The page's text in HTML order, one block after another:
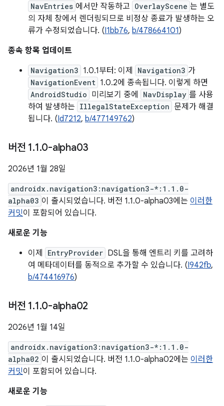
NavEntries 에서만 작동하고 OverlayScene 는 별도
의 자체 창에서 렌더링되므로 비정상 종료가 발생하는 오
류가 수정되었습니다. (I1bb76, b/478664101)
종속 항목 업데이트
Navigation3 1.0.1부터: 이제 Navigation3 가
NavigationEvent 1.0.2에 종속됩니다. 이렇게 하면
AndroidStudio 미리보기 중에 NavDisplay 를 사용
하여 발생하는 IllegalStateException 문제가 해결
됩니다. (Id7212, b/477149762)
버전 1.1.0-alpha03
2026년 1월 28일
androidx.navigation3:navigation3-*:1.1.0-
alpha03 이 출시되었습니다. 버전 1.1.0-alpha03에는 이러한
커밋이 포함되어 있습니다.
새로운 기능
이제
EntryProvider DSL을 통해 엔트리 키를 고려하
여 메타데이터를 동적으로 추가할 수 있습니다. (I942fb,
b/474416976)
버전 1.1.0-alpha02
2026년 1월 14일
androidx.navigation3:navigation3-*:1.1.0-
alpha02 이 출시되었습니다. 버전 1.1.0-alpha02에는 이러한
커밋이 포함되어 있습니다.
새로운 기능